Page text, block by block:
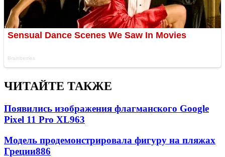
ЧИТАЙТЕ ТАКЖЕ
Появились изображения флагманского Google
Pixel 11 Pro XL963
Модель продемонстрировала фигуру на пляжах
Греции886